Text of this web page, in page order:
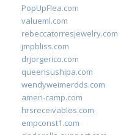
PopUpFlea.com
valueml.com
rebeccatorresjewelry.com
jmpbliss.com
drjorgerico.com
queensushipa.com
wendyweimerdds.com
ameri-camp.com
hrsreceivables.com
empconst1.com